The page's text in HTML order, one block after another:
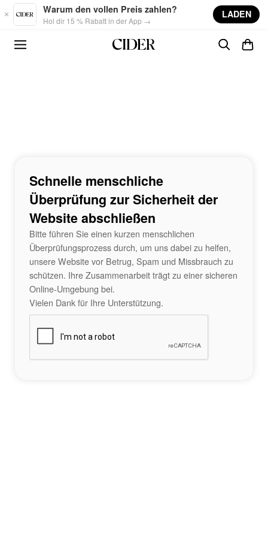
Skip to main content
Warum den vollen Preis zahlen?
Hol dir 15 % Rabatt in der App →
LADEN
Schnelle menschliche
Überprüfung zur Sicherheit der
Website abschließen
Bitte führen Sie einen kurzen menschlichen
Überprüfungsprozess durch, um uns dabei zu helfen,
unsere Website vor Betrug, Spam und Missbrauch zu
schützen. Ihre Zusammenarbeit trägt zu einer sicheren
Online-Umgebung bei.
Vielen Dank für Ihre Unterstützung.